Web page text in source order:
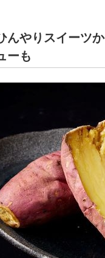
んやりスイーツ
ーも